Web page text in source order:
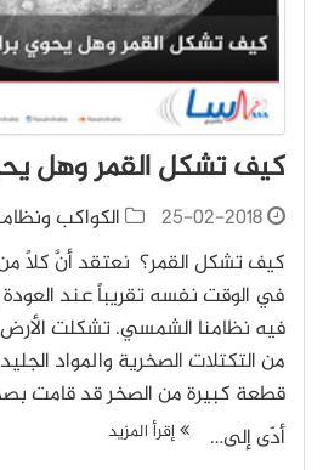
كيف تشكل القمر وهل
25-02-2018
الكواكب
كيف تشكل القمر؟ نعتقد أنَّ كلاً
في الوقت نفسه تقريباً عند العودة
فيه نظامنا الشمسي. تشكلت
من التكتلات الصخرية والمواد
قطعة كبيرة من الصخر قد قامت
أدّى إلى…
إقرأ المزيد